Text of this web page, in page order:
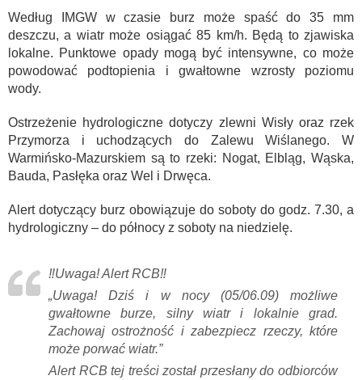
Według IMGW w czasie burz może spaść do 35 mm
deszczu, a wiatr może osiągać 85 km/h. Będą to zjawiska
lokalne. Punktowe opady mogą być intensywne, co może
powodować podtopienia i gwałtowne wzrosty poziomu
wody.
Ostrzeżenie hydrologiczne dotyczy zlewni Wisły oraz rzek
Przymorza i uchodzących do Zalewu Wiślanego. W
Warmińsko-Mazurskiem są to rzeki: Nogat, Elbląg, Wąska,
Bauda, Pasłęka oraz Wel i Drwęca.
Alert dotyczący burz obowiązuje do soboty do godz. 7.30, a
hydrologiczny – do północy z soboty na niedzielę.
‼️Uwaga! Alert RCB‼️
„Uwaga! Dziś i w nocy (05/06.09) możliwe
gwałtowne burze, silny wiatr i lokalnie grad.
Zachowaj ostrożność i zabezpiecz rzeczy, które
może porwać wiatr.”
Alert RCB tej treści został przesłany do odbiorców